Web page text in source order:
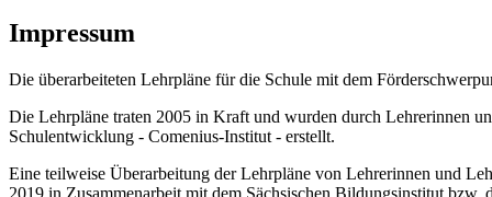
Impressum
Die überarbeiteten Lehrpläne für die Schule mit dem
Die Lehrpläne traten 2005 in Kraft und wurden durch Lehrerinnen
Schulentwicklung - Comenius-Institut - erstellt.
Eine teilweise Überarbeitung der Lehrpläne von Lehrerinnen und
2019 in Zusammenarbeit mit dem Sächsischen Bildungsinstitut bzw.